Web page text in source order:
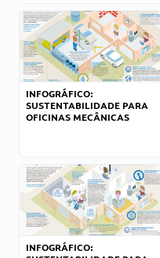
INFOGRÁFICO:
SUSTENTABILIDADE PARA
OFICINAS MECÂNICAS
INFOGRÁFICO: